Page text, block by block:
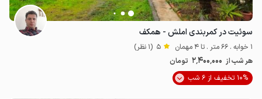
سوئیت در کمربندی املش - همکف
1 خوابه . 66 متر . تا 4 مهمان 5 (1 نظر)
هر شب از 2٬400٬000 تومان
10% تخفیف از 6 شب